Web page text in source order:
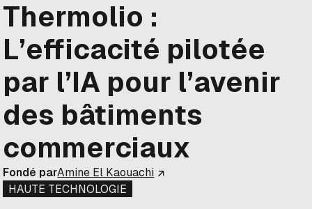
Thermolio :
L’efficacité pilotée
par l’IA pour l’avenir
des bâtiments
commerciaux
Fondé parAmine El Kaouachi
HAUTE TECHNOLOGIE